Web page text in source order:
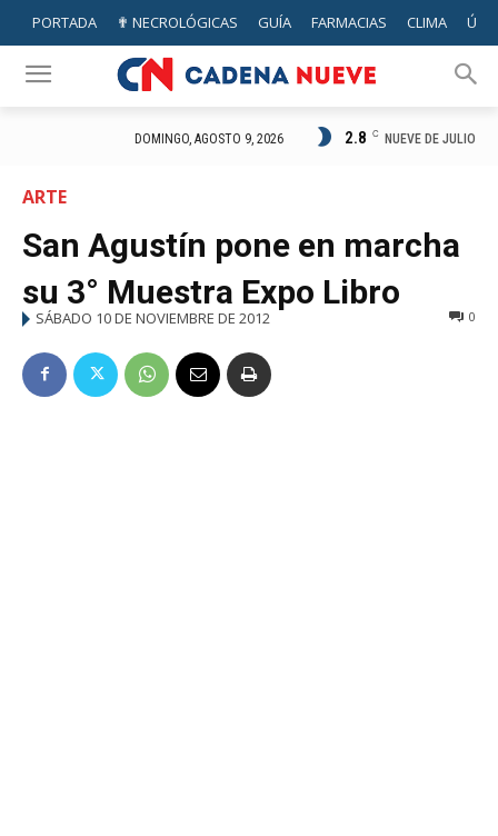
PORTADA ✟ NECROLÓGICAS GUÍA FARMACIAS CLIMA
DOMINGO, AGOSTO 9, 2026 2.8 C NUEVE DE JULIO
ARTE
San Agustín pone en marcha
su 3° Muestra Expo Libro
SÁBADO 10 DE NOVIEMBRE DE 2012 0